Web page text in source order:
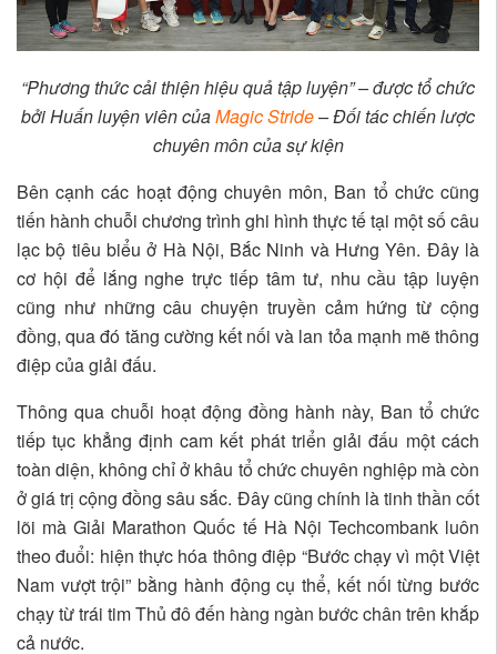
“Phương thức cải thiện hiệu quả tập luyện” – được tổ chức
bởi Huấn luyện viên củaMagic Stride– Đối tác chiến lược
chuyên môn của sự kiện
Bên cạnh các hoạt động chuyên môn, Ban tổ chức cũng
tiến hành chuỗi chương trình ghi hình thực tế tại một số câu
lạc bộ tiêu biểu ở Hà Nội, Bắc Ninh và Hưng Yên. Đây là
cơ hội để lắng nghe trực tiếp tâm tư, nhu cầu tập luyện
cũng như những câu chuyện truyền cảm hứng từ cộng
đồng, qua đó tăng cường kết nối và lan tỏa mạnh mẽ thông
điệp của giải đấu.
Thông qua chuỗi hoạt động đồng hành này, Ban tổ chức
tiếp tục khẳng định cam kết phát triển giải đấu một cách
toàn diện, không chỉ ở khâu tổ chức chuyên nghiệp mà còn
ở giá trị cộng đồng sâu sắc. Đây cũng chính là tinh thần cốt
lõi mà Giải Marathon Quốc tế Hà Nội Techcombank luôn
theo đuổi: hiện thực hóa thông điệp “Bước chạy vì một Việt
Nam vượt trội” bằng hành động cụ thể, kết nối từng bước
chạy từ trái tim Thủ đô đến hàng ngàn bước chân trên khắp
cả nước.